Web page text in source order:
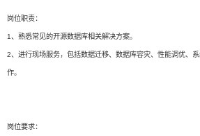
岗位职责：
1、熟悉常见的开源数据库相关解决方案。
2、进行现场服务，包括数据迁移、数据库容灾、性能调优、
作。
岗位要求：